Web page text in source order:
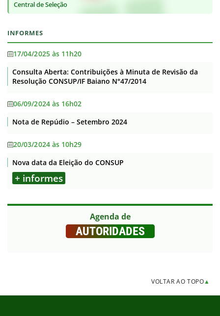
Central de Seleção
INFORMES
17/04/2025 às 11h20
Consulta Aberta: Contribuições à Minuta de Revisão da
Resolução CONSUP/IF Baiano N°47/2014
06/09/2024 às 16h02
Nota de Repúdio – Setembro 2024
20/03/2024 às 10h29
Nova data da Eleição do CONSUP
+ informes
Agenda de
AUTORIDADES
VOLTAR AO TOPO▲